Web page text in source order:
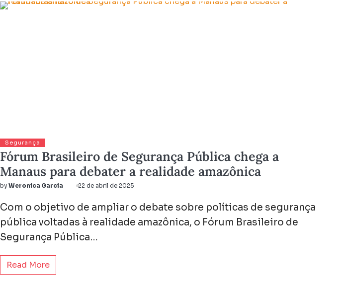
Segurança
Fórum Brasileiro de Segurança Pública chega a
Manaus para debater a realidade amazônica
by Weronica Garcia 22 de abril de 2025
Com o objetivo de ampliar o debate sobre políticas de segurança
pública voltadas à realidade amazônica, o Fórum Brasileiro de
Segurança Pública…
Read More